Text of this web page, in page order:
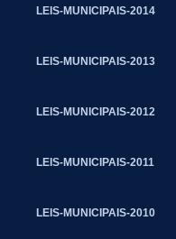
LEIS-MUNICIPAIS-2014
LEIS-MUNICIPAIS-2013
LEIS-MUNICIPAIS-2012
LEIS-MUNICIPAIS-2011
LEIS-MUNICIPAIS-2010